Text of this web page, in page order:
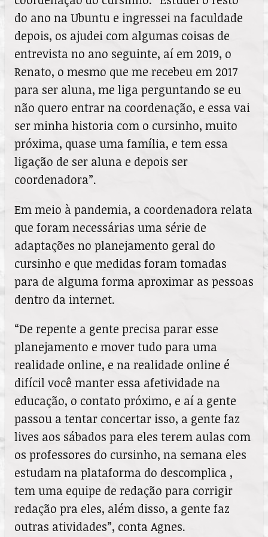
do ano na Ubuntu e ingressei na faculdade
depois, os ajudei com algumas coisas de
entrevista no ano seguinte, aí em 2019, o
Renato, o mesmo que me recebeu em 2017
para ser aluna, me liga perguntando se eu
não quero entrar na coordenação, e essa vai
ser minha historia com o cursinho, muito
próxima, quase uma família, e tem essa
ligação de ser aluna e depois ser
coordenadora”.
Em meio à pandemia, a coordenadora relata
que foram necessárias uma série de
adaptações no planejamento geral do
cursinho e que medidas foram tomadas
para de alguma forma aproximar as pessoas
dentro da internet.
“De repente a gente precisa parar esse
planejamento e mover tudo para uma
realidade online, e na realidade online é
difícil você manter essa afetividade na
educação, o contato próximo, e aí a gente
passou a tentar concertar isso, a gente faz
lives aos sábados para eles terem aulas com
os professores do cursinho, na semana eles
estudam na plataforma do descomplica ,
tem uma equipe de redação para corrigir
redação pra eles, além disso, a gente faz
outras atividades”, conta Agnes.